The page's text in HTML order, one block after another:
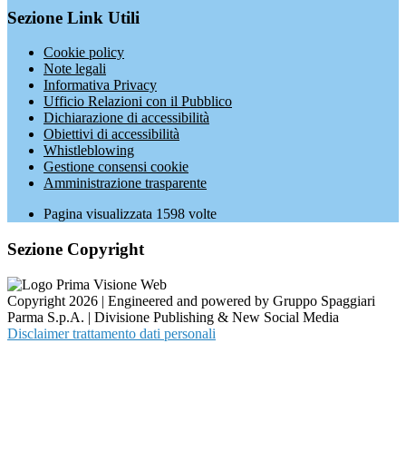
Sezione Link Utili
Cookie policy
Note legali
Informativa Privacy
Ufficio Relazioni con il Pubblico
Dichiarazione di accessibilità
Obiettivi di accessibilità
Whistleblowing
Gestione consensi cookie
Amministrazione trasparente
Pagina visualizzata 1598 volte
Sezione Copyright
Copyright 2026 | Engineered and powered by Gruppo Spaggiari
Parma S.p.A. | Divisione Publishing & New Social Media
Disclaimer trattamento dati personali